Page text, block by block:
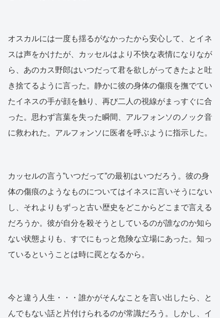
オスカルには一度も揺るがなかったから安心して、とイネ
スは声をかけたが、カッセルはより不快な表情になりなが
ら、あのカス野郎はいつだって君を欲しがってきたよと吐
き捨てるように言った。静かに彼の身体の傷痕を撫でてい
たイネスの手が顔を触り、再び二人の視線がまっすぐに合
った。思わず言葉を失った瞬間、アルフォンソのノック音
に救われた。アルフォンソに医者を呼ぶように指示した。
カッセルの言う”いつだって”の最初はいつだろう。彼の身
体の傷痕のようなものについてはイネスに言いそうにない
し、それよりもずっと古い歴史をどこからどこまで言える
だろうか。彼が自分を殺そうとしているのが誰なのか知ら
ない状態よりも、すでにもっと危険な立場にあった。知っ
ているということは時に罠となるから。
今と違う人生・・・誰かがそんなことを言い出したら、と
んでもない話と片付けられるのが常識だろう。しかし、イ